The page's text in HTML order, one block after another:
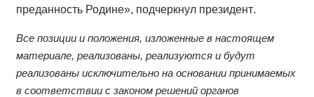
преданность Родине», подчеркнул президент.
Все позиции и положения, изложенные в настоящем
материале, реализованы, реализуются и будут
реализованы исключительно на основании принимаемых
в соответствии с законом решений органов